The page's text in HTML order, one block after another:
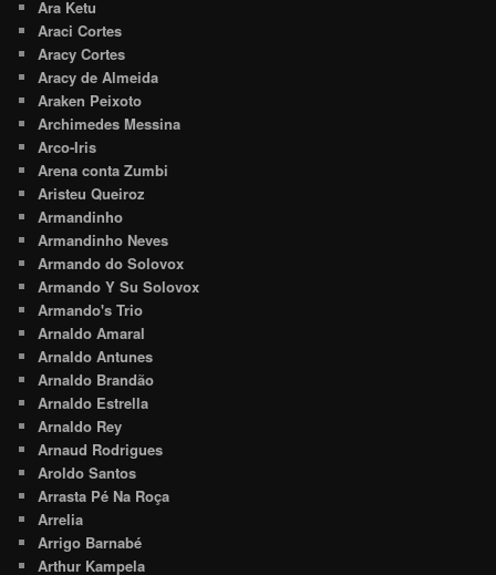
Ara Ketu
Araci Cortes
Aracy Cortes
Aracy de Almeida
Araken Peixoto
Archimedes Messina
Arco-Iris
Arena conta Zumbi
Aristeu Queiroz
Armandinho
Armandinho Neves
Armando do Solovox
Armando Y Su Solovox
Armando's Trio
Arnaldo Amaral
Arnaldo Antunes
Arnaldo Brandão
Arnaldo Estrella
Arnaldo Rey
Arnaud Rodrigues
Aroldo Santos
Arrasta Pé Na Roça
Arrelia
Arrigo Barnabé
Arthur Kampela